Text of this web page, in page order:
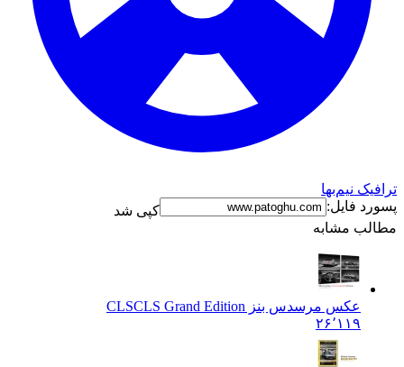
ترافیک نیم‌بها
پسورد فایل:
کپی شد
مطالب مشابه
عکس مرسدس بنز CLS CLS Grand Edition
۲۶٬۱۱۹